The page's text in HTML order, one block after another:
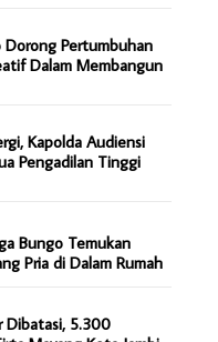
Dorong Pertumbuhan
Dalam Membangun
Kapolda Audiensi
Pengadilan Tinggi
Bungo Temukan
Pria di Dalam Rumah
Dibatasi, 5.300